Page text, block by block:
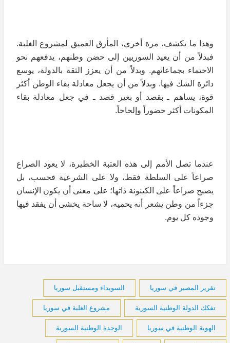
وهذا ما يكشف، مرة أخرى، المأزق العميق لمشروع الغلبة.
فبدلاً من أن يعيد السوريين إلى حضن وطنهم، يدفعهم نحو
الاحتماء بجماعاتهم. وبدلاً من أن يعزز الثقة بالدولة، يوسع
دائرة الشك فيها. وبدلاً من أن يجعل معادلة بقاء الوطن أكثر
قوة، يساهم ـ بقصد أو بغير قصد ـ في جعل معادلة بقاء
المكونات أكثر حضوراً وإلحاحاً.
عندما تصل الأمم إلى هذه العتبة الخطيرة، لا يعود الصراع
صراعاً على السلطة فقط، ولا على الشرعية فحسب، بل
يصبح صراعاً على الكينونة ذاتها؛ على معنى أن يكون الإنسان
جزءاً من وطن يشعر أنه يحميه، لا ساحة يخشى أن يفقد فيها
وجوده كل يوم.
تقرير المصير في سوريا السويداء ومستقبل سوريا
تفكك الدولة الوطنية السورية مشروع الغلبة في سوريا
الهوية الوطنية في سوريا الوحدة الوطنية السورية